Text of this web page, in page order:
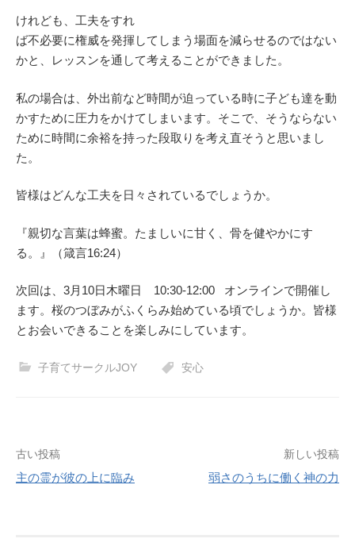
けれども、工夫をすれ
ば不必要に権威を発揮してしまう場面を減らせるのではない
かと、レッスンを通して考えることができました。
私の場合は、外出前など時間が迫っている時に子ども達を動
かすために圧力をかけてしまいます。そこで、そうならない
ために時間に余裕を持った段取りを考え直そうと思いまし
た。
皆様はどんな工夫を日々されているでしょうか。
『親切な言葉は蜂蜜。たましいに甘く、骨を健やかにす
る。』（箴言16:24）
次回は、3月10日木曜日 10:30-12:00 オンラインで開催し
ます。桜のつぼみがふくらみ始めている頃でしょうか。皆様
とお会いできることを楽しみにしています。
子育てサークルJOY 安心
投
稿
古い投稿
主の霊が彼の上に臨み
新しい投稿
弱さのうちに働く神の力